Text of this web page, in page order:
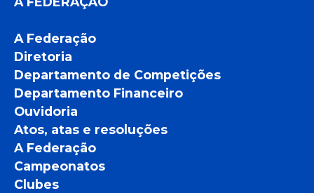
A Federação
Diretoria
Departamento de Competições
Departamento Financeiro
Ouvidoria
Atos, atas e resoluções
A Federação
Campeonatos
Clubes